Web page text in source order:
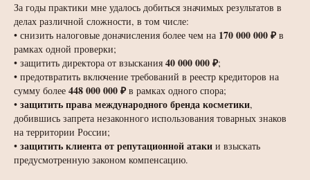
За годы практики мне удалось добиться значимых результатов в
делах различной сложности, в том числе:
• снизить налоговые доначисления более чем на 170 000 000 ₽в
рамках одной проверки;
• защитить директора от взыскания 40 000 000 ₽;
• предотвратить включение требований в реестр кредиторов на
сумму более 448 000 000 ₽в рамках одного спора;
• защитить права международного бренда косметики,
добившись запрета незаконного использования товарных знаков
на территории России;
• защитить клиента от репутационной атаки и взыскать
предусмотренную законом компенсацию.